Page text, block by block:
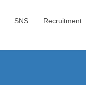
SNS Recruitment